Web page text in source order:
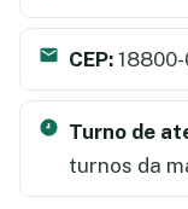
CEP:
Turno de
turnos da